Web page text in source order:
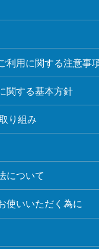
利用に関する注意事
関する基本方針
り組み
について
使いいただく為に